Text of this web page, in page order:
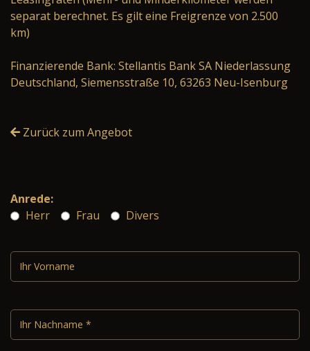
separat berechnet. Es gilt eine Freigrenze von 2.500
km)
Finanzierende Bank: Stellantis Bank SA Niederlassung
Deutschland, Siemensstraße 10, 63263 Neu-Isenburg
Zurück zum Angebot
Anrede:
Herr
Frau Divers